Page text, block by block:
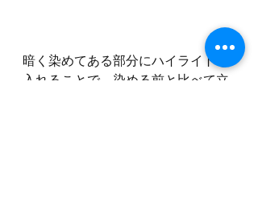
暗く染めてある部分にハイライトを
入れることで、染める前と比べて立